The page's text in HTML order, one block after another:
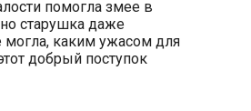
помогла змее в
старушка даже
могла, каким ужасом для
добрый поступок